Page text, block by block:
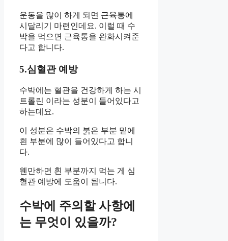
운동을 많이 하게 되면 근육통에
시달리기 마련인데요. 이럴 때 수
박을 먹으면 근육통을 완화시켜준
다고 합니다.
5.심혈관 예방
수박에는 혈관을 건강하게 하는 시
트롤린 이라는 성분이 들어있다고
하는데요.
이 성분은 수박의 붉은 부분 밑에
흰 부분에 많이 들어있다고 합니
다.
웬만하면 흰 부분까지 먹는 게 심
혈관 예방에 도움이 됩니다.
수박에 주의할 사항에
는 무엇이 있을까?